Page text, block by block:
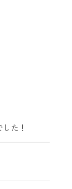
た！